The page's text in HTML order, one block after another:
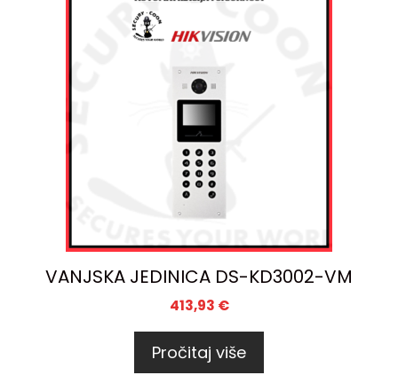
VANJSKA JEDINICA DS-KD3002-VM
413,93 €
Pročitaj više